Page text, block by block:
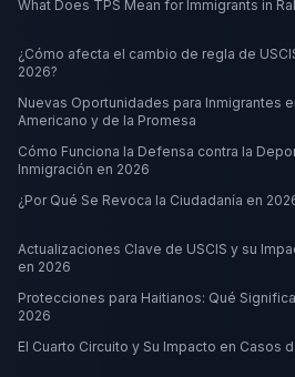
What Does TPS Mean for Immigrants in
¿Cómo afecta el cambio de regla de
2026?
Nuevas Oportunidades para Inmigrantes
Americano y de la Promesa
Cómo Funciona la Defensa contra la
Inmigración en 2026
¿Por Qué Se Revoca la Ciudadanía en
Actualizaciones Clave de USCIS y su
en 2026
Protecciones para Haitianos: Qué
2026
El Cuarto Circuito y Su Impacto en Casos